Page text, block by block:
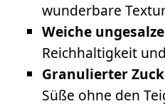
wunderbare
Weiche
Reichhaltigkeit
Granulierter
Süße ohne den